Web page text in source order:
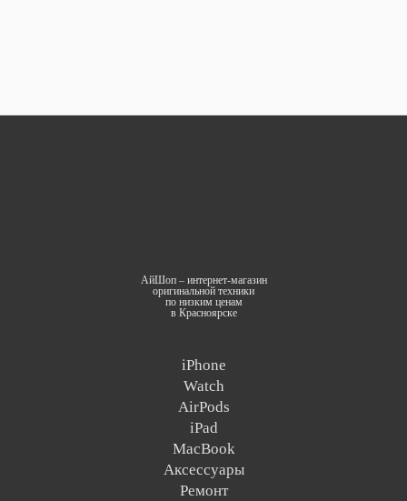
АйШоп – интернет-магазин
оригинальной техники
по низким ценам
в Красноярске
iPhone
Watch
AirPods
iPad
MacBook
Аксессуары
Ремонт